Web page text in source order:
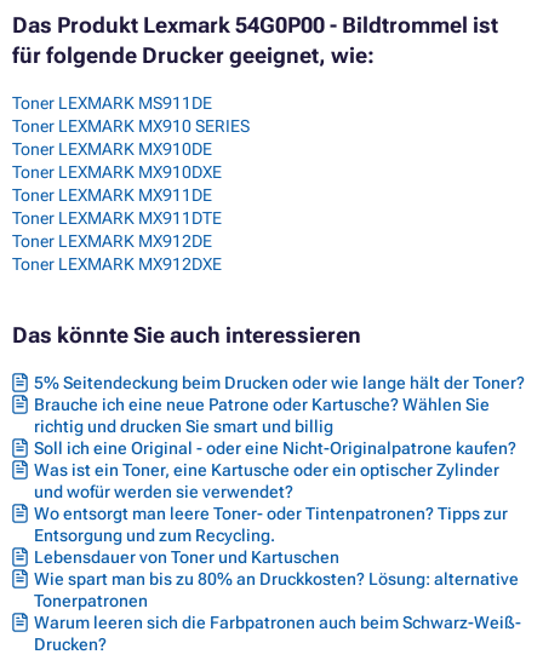
Das Produkt Lexmark 54G0P00 - Bildtrommel ist
für folgende Drucker geeignet, wie:
Toner LEXMARK MS911DE
Toner LEXMARK MX910 SERIES
Toner LEXMARK MX910DE
Toner LEXMARK MX910DXE
Toner LEXMARK MX911DE
Toner LEXMARK MX911DTE
Toner LEXMARK MX912DE
Toner LEXMARK MX912DXE
Das könnte Sie auch interessieren
5% Seitendeckung beim Drucken oder wie lange hält der Toner?
Brauche ich eine neue Patrone oder Kartusche? Wählen Sie
richtig und drucken Sie smart und billig
Soll ich eine Original - oder eine Nicht-Originalpatrone kaufen?
Was ist ein Toner, eine Kartusche oder ein optischer Zylinder
und wofür werden sie verwendet?
Wo entsorgt man leere Toner- oder Tintenpatronen? Tipps zur
Entsorgung und zum Recycling.
Lebensdauer von Toner und Kartuschen
Wie spart man bis zu 80% an Druckkosten? Lösung: alternative
Tonerpatronen
Warum leeren sich die Farbpatronen auch beim Schwarz-Weiß-
Drucken?